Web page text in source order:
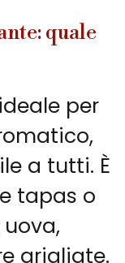
quale
per
a tutti. È
tapas o
grigliate.